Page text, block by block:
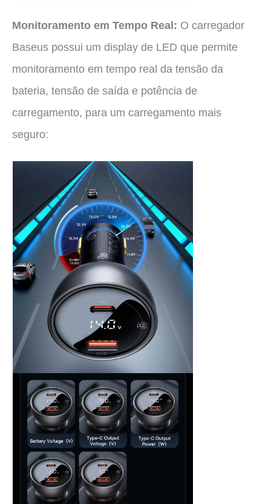
Monitoramento em Tempo Real: O carregador
Baseus possui um display de LED que permite
monitoramento em tempo real da tensão da
bateria, tensão de saída e potência de
carregamento, para um carregamento mais
seguro: